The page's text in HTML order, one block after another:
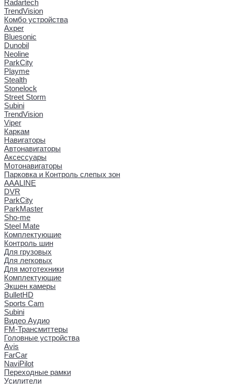
Radartech
TrendVision
Комбо устройства
Axper
Bluesonic
Dunobil
Neoline
ParkCity
Playme
Stealth
Stonelock
Street Storm
Subini
TrendVision
Viper
Каркам
Навигаторы
Автонавигаторы
Аксессуары
Мотонавигаторы
Парковка и Контроль слепых зон
AAALINE
DVR
ParkCity
ParkMaster
Sho-me
Steel Mate
Комплектующие
Контроль шин
Для грузовых
Для легковых
Для мототехники
Комплектующие
Экшен камеры
BulletHD
Sports Cam
Subini
Видео Аудио
FM-Трансмиттеры
Головные устройства
Avis
FarCar
NaviPilot
Переходные рамки
Усилители